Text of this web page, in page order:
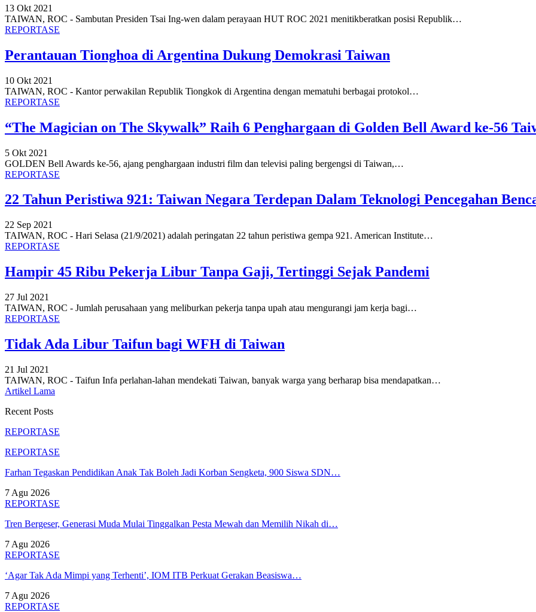
13 Okt 2021
TAIWAN, ROC - Sambutan Presiden Tsai Ing-wen dalam perayaan HUT ROC 2021 menitikberatkan posisi Republik…
REPORTASE
Perantauan Tionghoa di Argentina Dukung Demokrasi Taiwan
10 Okt 2021
TAIWAN, ROC - Kantor perwakilan Republik Tiongkok di Argentina dengan mematuhi berbagai protokol…
REPORTASE
“The Magician on The Skywalk” Raih 6 Penghargaan di Golden Bell Award ke-56
5 Okt 2021
GOLDEN Bell Awards ke-56, ajang penghargaan industri film dan televisi paling bergengsi di Taiwan,…
REPORTASE
22 Tahun Peristiwa 921: Taiwan Negara Terdepan Dalam Teknologi Pencegahan
22 Sep 2021
TAIWAN, ROC - Hari Selasa (21/9/2021) adalah peringatan 22 tahun peristiwa gempa 921. American Institute…
REPORTASE
Hampir 45 Ribu Pekerja Libur Tanpa Gaji, Tertinggi Sejak Pandemi
27 Jul 2021
TAIWAN, ROC - Jumlah perusahaan yang meliburkan pekerja tanpa upah atau mengurangi jam kerja bagi…
REPORTASE
Tidak Ada Libur Taifun bagi WFH di Taiwan
21 Jul 2021
TAIWAN, ROC - Taifun Infa perlahan-lahan mendekati Taiwan, banyak warga yang berharap bisa mendapatkan…
Artikel Lama
Recent Posts
REPORTASE
REPORTASE
Farhan Tegaskan Pendidikan Anak Tak Boleh Jadi Korban Sengketa, 900 Siswa SDN…
7 Agu 2026
REPORTASE
Tren Bergeser, Generasi Muda Mulai Tinggalkan Pesta Mewah dan Memilih Nikah di…
7 Agu 2026
REPORTASE
‘Agar Tak Ada Mimpi yang Terhenti’, IOM ITB Perkuat Gerakan Beasiswa…
7 Agu 2026
REPORTASE